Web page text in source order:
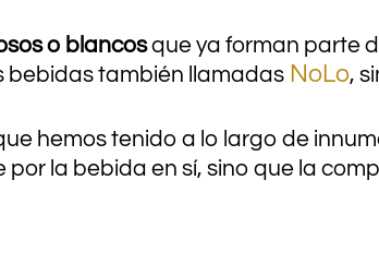
o blancosque ya forman parte
bebidas también llamadas NoLo,
hemos tenido a lo largo de
por la bebida en sí, sino que la